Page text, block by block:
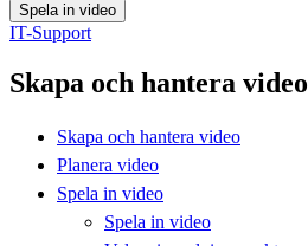
Spela in video
IT-Support
Skapa och hantera video
Skapa och hantera video
Planera video
Spela in video
Spela in video